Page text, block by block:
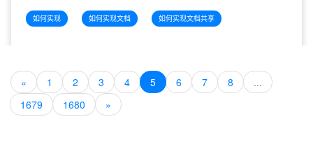
如何实现 如何实现文档 如何实现文档共享
« 1 2 3 4 5 6 7 8
...
1679
1680 »